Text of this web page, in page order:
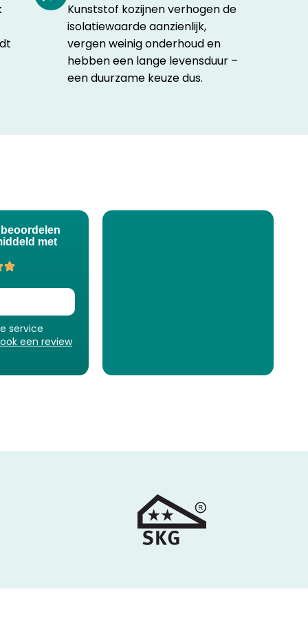
Kunststof kozijnen verhogen de
isolatiewaarde aanzienlijk,
vergen weinig onderhoud en
hebben een lange levensduur –
een duurzame keuze dus.
met
service
een review